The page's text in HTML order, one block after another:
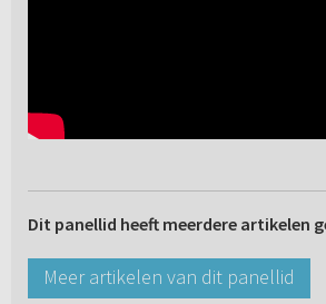
Dit panellid heeft meerdere artikelen
Meer artikelen van dit panellid